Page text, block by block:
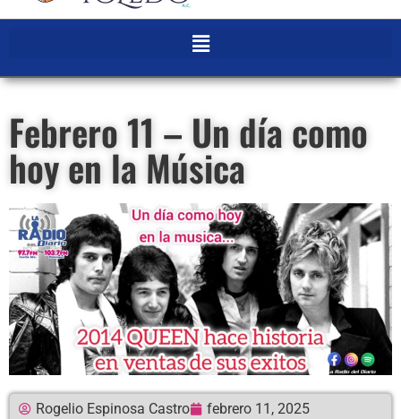
Febrero 11 – Un día como
hoy en la Música
Rogelio Espinosa Castro
febrero 11, 2025